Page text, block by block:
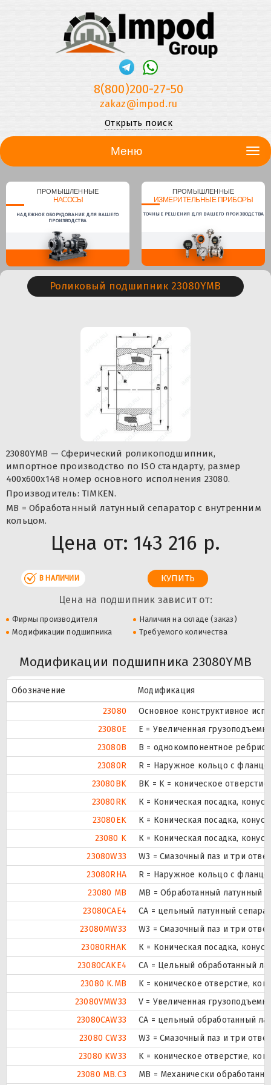
8(800)200-27-50
zakaz@impod.ru
Открыть поиск
Меню
ПРОМЫШЛЕННЫЕ
НАСОСЫ
НАДЕЖНОЕ ОБОРУДОВАНИЕ ДЛЯ ВАШЕГО
ПРОИЗВОДСТВА
ПРОМЫШЛЕННЫЕ
ИЗМЕРИТЕЛЬНЫЕ ПРИБОРЫ
ТОЧНЫЕ РЕШЕНИЯ ДЛЯ ВАШЕГО ПРОИЗВОДСТВА
Роликовый подшипник 23080YMB
23080YMB — Сферический роликоподшипник,
импортное производство по ISO стандарту, размер
400x600x148 номер основного исполнения 23080.
Производитель: TIMKEN.
MB = Обработанный латунный сепаратор с внутренним
кольцом.
Цена от: 143 216 р.
В НАЛИЧИИ
Цена на подшипник зависит от:
Фирмы производителя
Наличия на складе (заказ)
Модификации подшипника
Требуемого количества
Модификации подшипника 23080YMB
Обозначение
Модификация
23080
Основное конструктивное
23080E
Е = Увеличенная
23080B
B = однокомпонентное
23080R
R = Наружное кольцо с
23080BK
BK = K = коническое
23080RK
К = Коническая посадка,
23080EK
К = Коническая посадка,
23080 K
К = Коническая посадка,
23080W33
W3 = Смазочный паз и три
23080RHA
R = Наружное кольцо с
23080 MB
MB = Обработанный латунный
23080CAE4
CA = цельный латунный
23080MW33
W3 = Смазочный паз и три
23080RHAK
К = Коническая посадка,
23080CAKE4
CA = Цельный обработанный
23080 K.MB
K = коническое отверстие,
23080VMW33
V = Увеличенная
23080CAW33
CA = цельный обработанный
23080 CW33
W3 = Смазочный паз и три
23080 KW33
K = коническое отверстие,
23080 MB.C3
MB = Механически